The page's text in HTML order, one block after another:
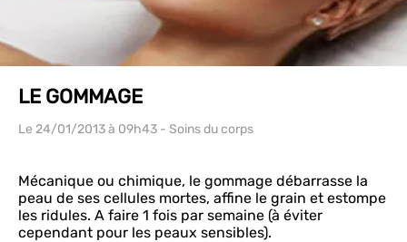
LE GOMMAGE
Le 24/01/2013à 09h43 - Soins du corps
Mécanique ou chimique, le gommage débarrasse la
peau de ses cellules mortes, affine le grain et estompe
les ridules. A faire 1 fois par semaine (à éviter
cependant pour les peaux sensibles).